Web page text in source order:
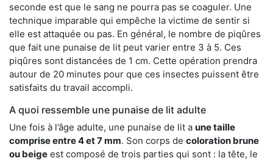
seconde est que le sang ne pourra pas se coaguler. Une
technique imparable qui empêche la victime de sentir si
elle est attaquée ou pas. En général, le nombre de piqûres
que fait une punaise de lit peut varier entre 3 à 5. Ces
piqûres sont distancées de 1 cm. Cette opération prendra
autour de 20 minutes pour que ces insectes puissent être
satisfaits du travail accompli.
A quoi ressemble une punaise de lit adulte
Une fois à l’âge adulte, une punaise de lit a une taille
comprise entre 4 et 7 mm. Son corps de coloration brune
ou beige est composé de trois parties qui sont : la tête, le